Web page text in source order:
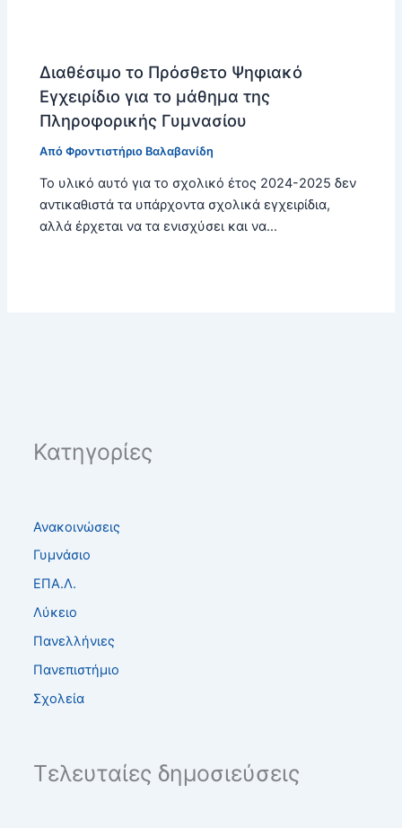
Διαθέσιμο το Πρόσθετο Ψηφιακό
Εγχειρίδιο για το μάθημα της
Πληροφορικής Γυμνασίου
ΑπόΦροντιστήριο Βαλαβανίδη
Το υλικό αυτό για το σχολικό έτος 2024-2025 δεν
αντικαθιστά τα υπάρχοντα σχολικά εγχειρίδια,
αλλά έρχεται να τα ενισχύσει και να…
Κατηγορίες
Ανακοινώσεις
Γυμνάσιο
ΕΠΑ.Λ.
Λύκειο
Πανελλήνιες
Πανεπιστήμιο
Σχολεία
Τελευταίες δημοσιεύσεις